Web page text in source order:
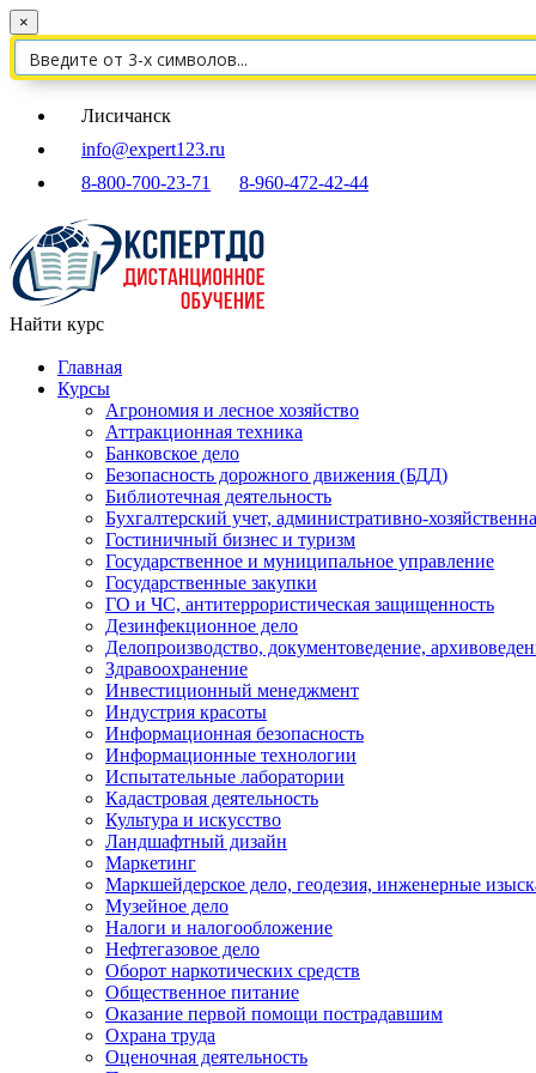
×
Лисичанск
info@expert123.ru
8-800-700-23-71
8-960-472-42-44
Найти курс
Главная
Курсы
Агрономия и лесное хозяйство
Аттракционная техника
Банковское дело
Безопасность дорожного движения (БДД)
Библиотечная деятельность
Бухгалтерский учет, административно-
Гостиничный бизнес и туризм
Государственное и муниципальное управление
Государственные закупки
ГО и ЧС, антитеррористическая защищенность
Дезинфекционное дело
Делопроизводство, документоведение,
Здравоохранение
Инвестиционный менеджмент
Индустрия красоты
Информационная безопасность
Информационные технологии
Испытательные лаборатории
Кадастровая деятельность
Культура и искусство
Ландшафтный дизайн
Маркетинг
Маркшейдерское дело, геодезия, инженерные
Музейное дело
Налоги и налогообложение
Нефтегазовое дело
Оборот наркотических средств
Общественное питание
Оказание первой помощи пострадавшим
Охрана труда
Оценочная деятельность